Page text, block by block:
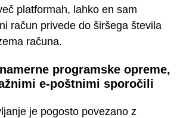
platformah, lahko en sam
račun privede do širšega števila
računa.
programske opreme,
e-poštnimi sporočili
je pogosto povezano z